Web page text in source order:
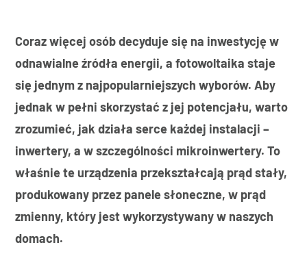
Coraz więcej osób decyduje się na inwestycję w
odnawialne źródła energii, a fotowoltaika staje
się jednym z najpopularniejszych wyborów. Aby
jednak w pełni skorzystać z jej potencjału, warto
zrozumieć, jak działa serce każdej instalacji –
inwertery, a w szczególności mikroinwertery. To
właśnie te urządzenia przekształcają prąd stały,
produkowany przez panele słoneczne, w prąd
zmienny, który jest wykorzystywany w naszych
domach.